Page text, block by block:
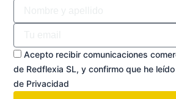
Nombre
apellido
Tu
Acepto recibir comunicaciones
de Redflexia SL, y confirmo que he
de Privacidad